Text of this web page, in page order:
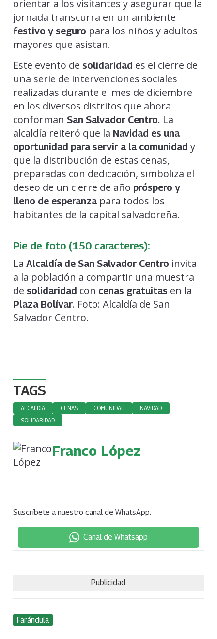
orientar a los visitantes y asegurar que la
jornada transcurra en un ambiente
festivo y seguro para los niños y adultos
mayores que asistan.
Este evento de solidaridad es el cierre de
una serie de intervenciones sociales
realizadas durante el mes de diciembre
en los diversos distritos que ahora
conforman San Salvador Centro. La
alcaldía reiteró que la Navidad es una
oportunidad para servir a la comunidad y
que la distribución de estas cenas,
preparadas con dedicación, simboliza el
deseo de un cierre de año próspero y
lleno de esperanzapara todos los
habitantes de la capital salvadoreña.
Pie de foto (150 caracteres):
La Alcaldía de San Salvador Centro invita
a la población a compartir una muestra
de solidaridad con cenas gratuitas en la
Plaza Bolívar. Foto: Alcaldía de San
Salvador Centro.
TAGS
ALCALDÍA CENAS COMUNIDAD
NAVIDAD
SOLIDARIDAD
Franco López
Suscríbete a nuestro canal de WhatsApp:
Canal de Whatsapp
Publicidad
Farándula